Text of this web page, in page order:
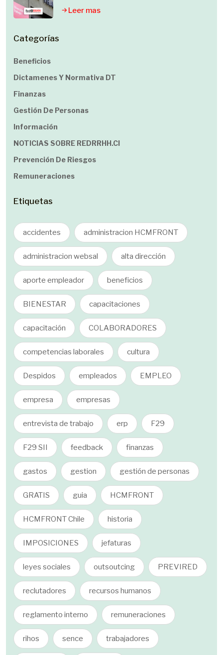
Leer mas
Categorías
Beneficios
Dictamenes Y Normativa DT
Finanzas
Gestión De Personas
Información
NOTICIAS SOBRE REDRRHH.cl
Prevención De Riesgos
Remuneraciones
Etiquetas
accidentes administracion HCMFRONT
administracion websal alta dirección
aporte empleador beneficios
BIENESTAR capacitaciones
capacitación COLABORADORES
competencias laborales cultura
Despidos empleados EMPLEO
empresa empresas
entrevista de trabajo erp F29
F29 SII feedback finanzas
gastos gestion gestión de personas
GRATIS guia HCMFRONT
HCMFRONT Chile historia
IMPOSICIONES jefaturas
leyes sociales outsoutcing PREVIRED
reclutadores recursos humanos
reglamento interno remuneraciones
rihos sence trabajadores